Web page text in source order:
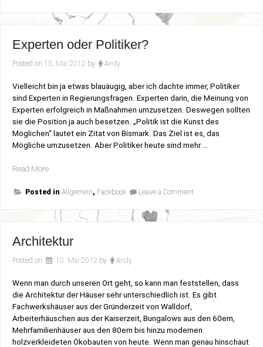
1
Experten oder Politiker?
Posted on 15. Mai 2012 by Andy
Vielleicht bin ja etwas blauäugig, aber ich dachte immer, Politiker
sind Experten in Regierungsfragen. Experten darin, die Meinung von
Experten erfolgreich in Maßnahmen umzusetzen. Deswegen sollten
sie die Position ja auch besetzen. „Politik ist die Kunst des
Möglichen“ lautet ein Zitat von Bismark. Das Ziel ist es, das
Mögliche umzusetzen. Aber Politiker heute sind mehr …
Read More„Experten
Politiker?“
Posted in Allgemein, Facebook Leave a Comment
Architektur
Posted on 10. Mai 2012 by Andy
Wenn man durch unseren Ort geht, so kann man feststellen, dass
die Architektur der Häuser sehr unterschiedlich ist. Es gibt
Fachwerkshäuser aus der Gründerzeit von Walldorf,
Arbeiterhäuschen aus der Kaiserzeit, Bungalows aus den 60ern,
Mehrfamilienhäuser aus den 80ern bis hinzu modernen
holzverkleideten Ökobauten von heute. Wenn man genau hinschaut